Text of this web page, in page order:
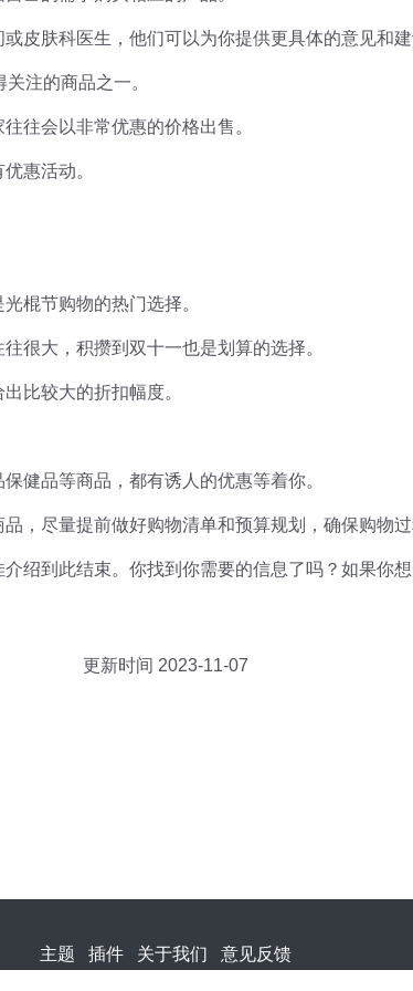
皮肤科医生，他们可以为你提供更具体的意见和
注的商品之一。
往会以非常优惠的价格出售。
惠活动。
棍节购物的热门选择。
很大，积攒到双十一也是划算的选择。
比较大的折扣幅度。
健品等商品，都有诱人的优惠等着你。
，尽量提前做好购物清单和预算规划，确保购物
绍到此结束。你找到你需要的信息了吗？如果你
更新时间 2023-11-07
主题 插件 关于我们 意见反馈